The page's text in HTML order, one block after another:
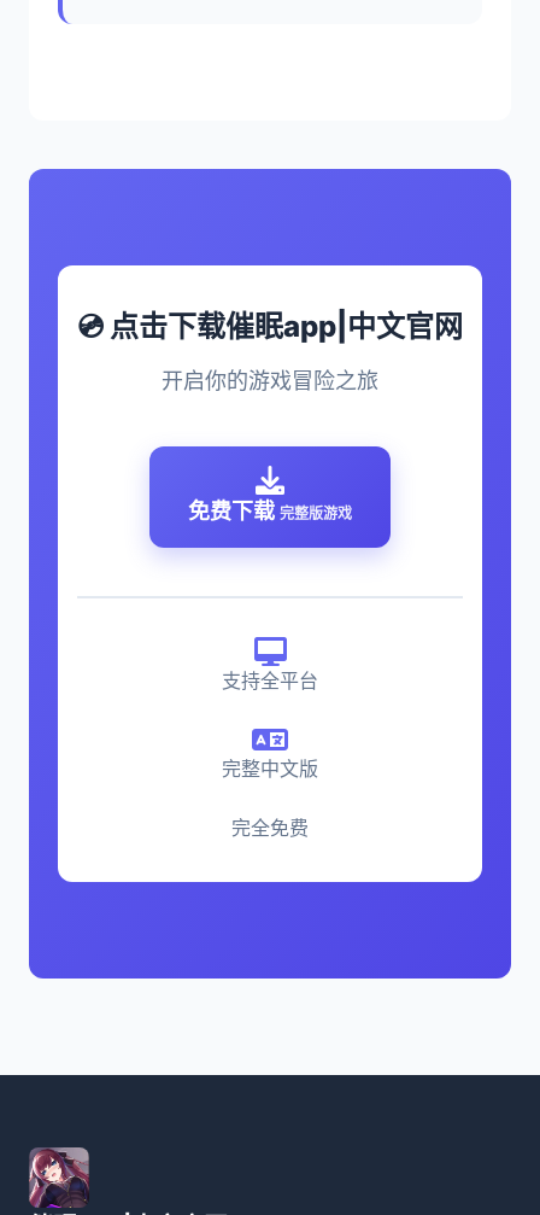
💿 点击下载催眠app|中文官网
开启你的游戏冒险之旅
免费下载 完整版游戏
支持全平台
完整中文版
完全免费